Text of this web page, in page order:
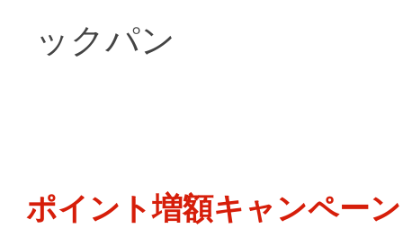
ックパン
ポイント増額キャンペー